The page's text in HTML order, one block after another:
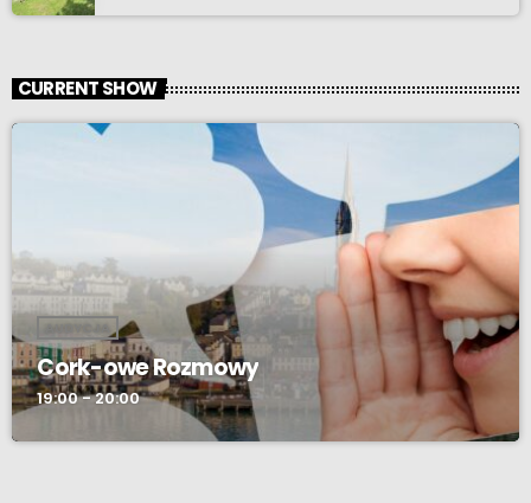
CURRENT SHOW
AUDYCJA
Cork-owe Rozmowy
19:00 - 20:00